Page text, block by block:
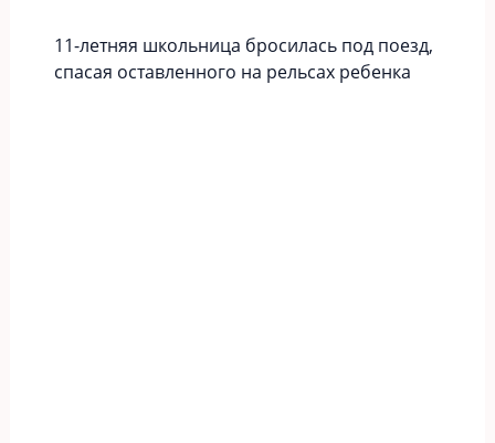
11-летняя школьница бросилась под поезд,
спасая оставленного на рельсах ребенка